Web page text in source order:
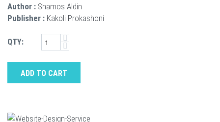
Author : Shamos Aldin
Publisher : Kakoli Prokashoni
QTY:
ADD TO CART